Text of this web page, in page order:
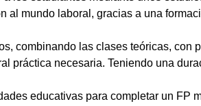
al mundo laboral, gracias a una
combinando las clases teóricas,
práctica necesaria. Teniendo una
educativas para completar un FP